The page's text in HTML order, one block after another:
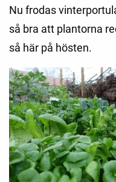
Nu frodas
så bra att plantorna
så här på hösten.